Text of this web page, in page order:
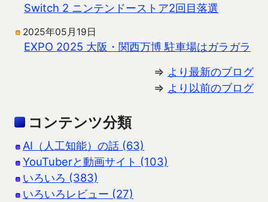
Switch 2 ニンテンドーストア2回目落選
2025年05月19日
EXPO 2025 大阪・関西万博 駐車場はガラガラ
⇒ より最新のブログ
⇒ より以前のブログ
コンテンツ分類
AI（人工知能）の話 (63)
YouTuberと動画サイト (103)
いろいろ (383)
いろいろレビュー (27)